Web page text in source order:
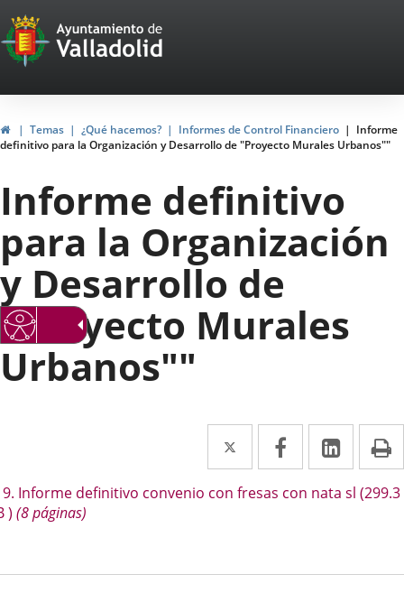
Portal
Web
del
Ayuntamiento
de
Valladolid
InicioTemas ¿Qué hacemos? Informes de Control Financiero
Informe
definitivo para la Organización y Desarrollo de "Proyecto Murales Urbanos""
Informe definitivo
para la Organización
y Desarrollo de
"Proyecto Murales
Urbanos""
Twitter
Enlace
a
una
Facebook
Enlace
a
una
Enlace
a
una
9. Informe definitivo convenio con fresas con nata sl (299.3
) (8 páginas)